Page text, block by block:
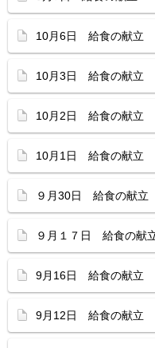
10月6日 給食の献立
10月3日 給食の献立
10月2日 給食の献立
10月1日 給食の献立
９月30日 給食の献立
９月１７日 給食の献
9月16日 給食の献立
9月12日 給食の献立